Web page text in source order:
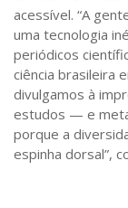
acessível. “A
uma tecnologia
periódicos
ciência brasileira
divulgamos à
estudos — e
porque a
espinha dorsal”,